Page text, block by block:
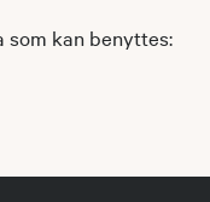
som kan benyttes: